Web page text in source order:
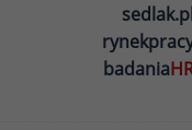
badania